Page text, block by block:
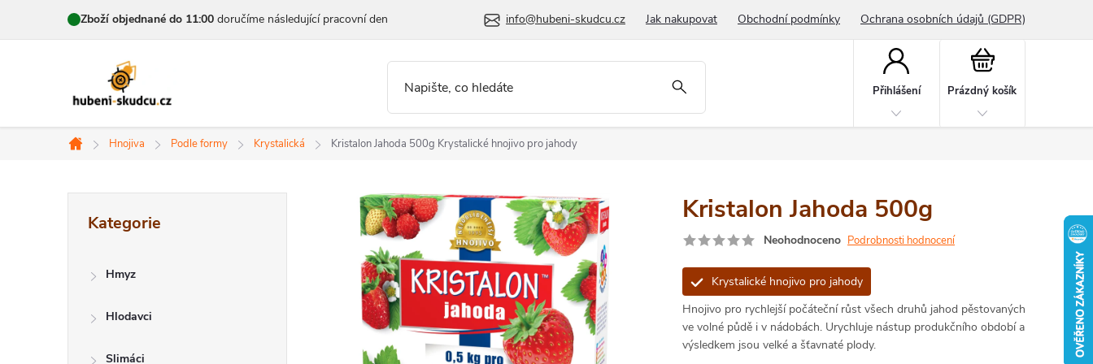
Zboží objednané do 11:00 doručíme následující pracovní den info@hubeni-skudcu.cz Jak nakupovat Obchodní podmínky Ochrana osobních údajů (GDPR)
Přihlášení
Nákupní
Prázdný košík
Domů
Hnojiva Podle formy Krystalická Kristalon Jahoda 500g Krystalické hnojivo pro jahody
kategorie
Kategorie
Hmyz
Hlodavci
Slimáci
Kristalon Jahoda 500g
Neohodnoceno Podrobnosti hodnocení
Krystalické hnojivo pro jahody
Hnojivo pro rychlejší počáteční růst všech druhů jahod pěstovaných
ve volné půdě i v nádobách. Urychluje nástup produkčního období a
výsledkem jsou velké a šťavnaté plody.